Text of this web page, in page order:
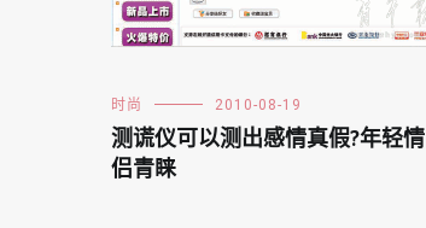
时尚 2010-08-19
测谎仪可以测出感情真假?年轻情
侣青睐